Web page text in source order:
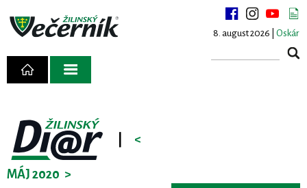
8. august 2026 | Oskár
<
MÁJ 2020 >